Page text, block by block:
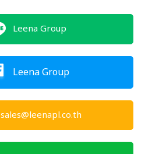
Leena Group
Leena Group
sales@leenapl.co.th